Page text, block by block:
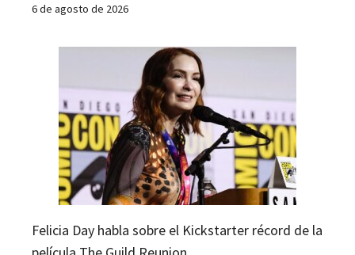
6 de agosto de 2026
Felicia Day habla sobre el Kickstarter récord de la